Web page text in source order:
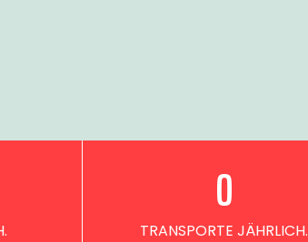
TRANSPORTE JÄHRLICH.
0